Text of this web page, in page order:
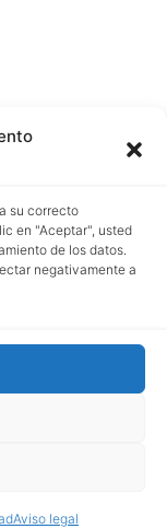
su correcto
en "Aceptar", usted
de los datos.
negativamente a
Aviso legal